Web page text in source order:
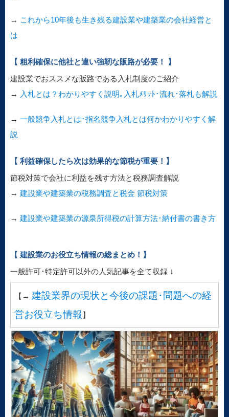
→ これから10年後も生き残る建設業や建築業の会社経営と
は
【 粗利確保に他社と違い強靭な販路が必要！ 】
建設業でおススメな販路である入札制度のご紹介
→ 入札とは？わかりやすく説明｡入札ﾒﾘｯﾄ･流れ･落札も解説
→ 一般競争入札とは･指名競争入札とは何かわかりやすく解
説
【 利益確保したら次は効果的な節税が重要！】
節税対策で会社に利益を残す方法と税務調査解説
→ 建設業や建築業の税務調査と税金 節税対策
→ 建設業や建築業の源泉所得税の計算方法･納付書の書き方
【 建設業のお役立ち情報の総まとめ！】
一般許可･特定許可以外の人気記事を全て収録 ↓
【→ 建設業界の現状と今後の課題･問題への経
営お役立ち情報 】